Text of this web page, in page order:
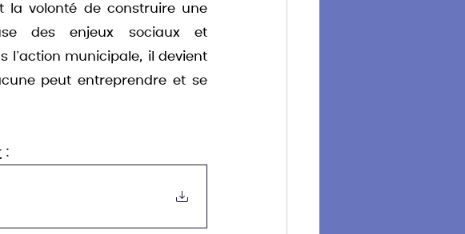
la volonté de construire une
des enjeux sociaux et
l’action municipale, il devient
peut entreprendre et se
: